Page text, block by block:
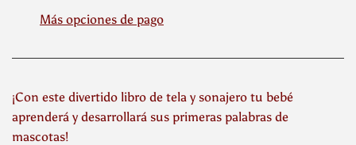
Más opciones de pago
¡Con este divertido libro de tela y sonajero tu bebé
aprenderá y desarrollará sus primeras palabras de
mascotas!